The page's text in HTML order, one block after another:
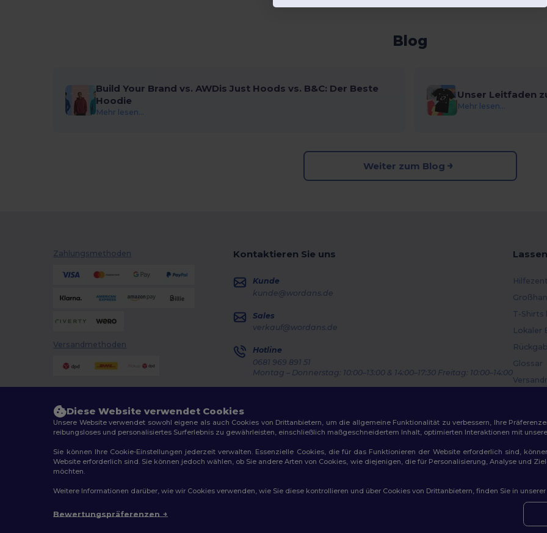
Blog
Build Your Brand vs. AWDis Just Hoods vs. B&C: Der Beste
Hoodie
Mehr lesen...
Unser Leitfaden
Mehr lesen...
Weiter zum Blog
Zahlungsmethoden
Versandmethoden
Kontaktieren Sie uns
Kunde
kunde@wordans.de
Sales
verkauf@wordans.de
Hotline
0681 969 891 51
Montag – Donnerstag: 10:00–13:00 & 14:00–17:30 Freitag: 10:00–14:00
T-Shirts
Lokaler
Glossar
2026. Alle Rechte vorbehalten
Diese Website verwendet Cookies
Unsere Website verwendet sowohl eigene als auch Cookies von Drittanbietern, um die allgemeine Funktionalität zu verbessern, Ihre
reibungsloses und personalisiertes Surferlebnis zu gewährleisten, einschließlich maßgeschneidertem Inhalt, optimierten Interaktionen mit
Sie können Ihre Cookie-Einstellungen jederzeit verwalten. Essenzielle Cookies, die für das Funktionieren der Website erforderlich sind,
Website erforderlich sind. Sie können jedoch wählen, ob Sie andere Arten von Cookies, wie diejenigen, die für Personalisierung, Analyse und
möchten.
Weitere Informationen darüber, wie wir Cookies verwenden, wie Sie diese kontrollieren und über Cookies von Drittanbietern, finden Sie in unserer
Bewertungspräferenzen
👋